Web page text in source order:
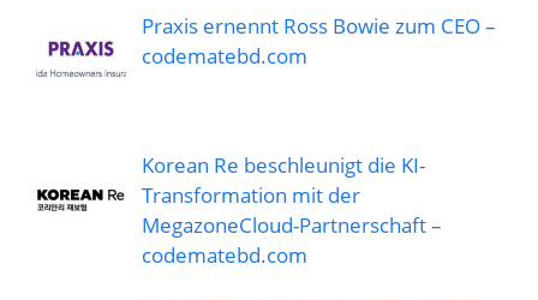
Praxis ernennt Ross Bowie zum CEO –
codematebd.com
Korean Re beschleunigt die KI-
Transformation mit der
MegazoneCloud-Partnerschaft –
codematebd.com